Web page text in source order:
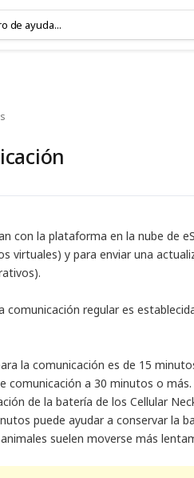
con la plataforma en la nube de
virtuales) y para enviar una
comunicación regular es
la comunicación es de 15
comunicación a 30 minutos o
de la batería de los Cellular
puede ayudar a conservar la
suelen moverse más